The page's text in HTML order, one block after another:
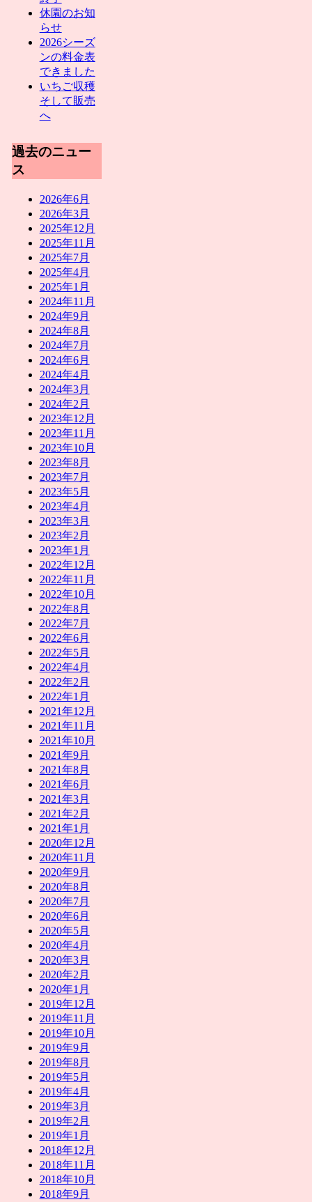
休園のお知
らせ
2026シーズ
ンの料金表
できました
いちご収穫
そして販売
へ
過去のニュー
ス
2026年6月
2026年3月
2025年12月
2025年11月
2025年7月
2025年4月
2025年1月
2024年11月
2024年9月
2024年8月
2024年7月
2024年6月
2024年4月
2024年3月
2024年2月
2023年12月
2023年11月
2023年10月
2023年8月
2023年7月
2023年5月
2023年4月
2023年3月
2023年2月
2023年1月
2022年12月
2022年11月
2022年10月
2022年8月
2022年7月
2022年6月
2022年5月
2022年4月
2022年2月
2022年1月
2021年12月
2021年11月
2021年10月
2021年9月
2021年8月
2021年6月
2021年3月
2021年2月
2021年1月
2020年12月
2020年11月
2020年9月
2020年8月
2020年7月
2020年6月
2020年5月
2020年4月
2020年3月
2020年2月
2020年1月
2019年12月
2019年11月
2019年10月
2019年9月
2019年8月
2019年5月
2019年4月
2019年3月
2019年2月
2019年1月
2018年12月
2018年11月
2018年10月
2018年9月